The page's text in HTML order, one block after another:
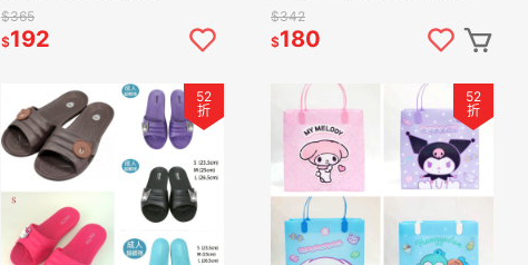
$365
$192
20250513
$342
$180
52
折
52
折